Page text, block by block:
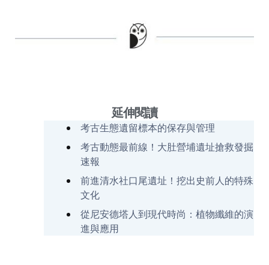
延伸閱讀
考古生態遺留標本的保存與管理
考古動態最前線！大肚營埔遺址搶救發掘
速報
前進清水社口尾遺址！挖出史前人的特殊
文化
從尼安德塔人到現代時尚：植物纖維的演
進與應用